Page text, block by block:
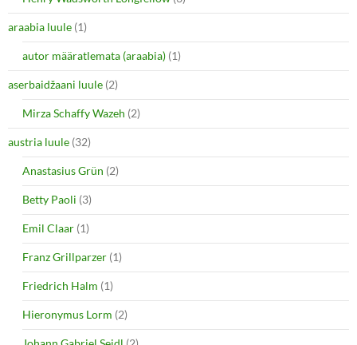
araabia luule (1)
autor määratlemata (araabia) (1)
aserbaidžaani luule (2)
Mirza Schaffy Wazeh (2)
austria luule (32)
Anastasius Grün (2)
Betty Paoli (3)
Emil Claar (1)
Franz Grillparzer (1)
Friedrich Halm (1)
Hieronymus Lorm (2)